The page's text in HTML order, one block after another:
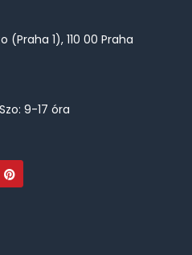
(Praha 1), 110 00 Praha
9-17 óra